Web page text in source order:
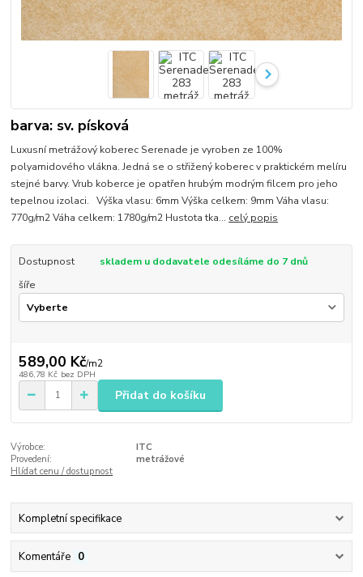
barva: sv. písková
Luxusní metrážový koberec Serenade je vyroben ze 100%
polyamidového vlákna. Jedná se o střižený koberec v praktickém melíru
stejné barvy. Vrub koberce je opatřen hrubým modrým filcem pro jeho
tepelnou izolaci. Výška vlasu: 6mm Výška celkem: 9mm Váha vlasu:
770g/m2 Váha celkem: 1780g/m2 Hustota tka... celý popis
Dostupnost
skladem u dodavatele odesíláme do 7 dnů
šíře
589,00 Kč/m2
486,78 Kč bez DPH
Přidat do košíku
Výrobce:
ITC
Provedení:
metrážové
Hlídat cenu / dostupnost
Kompletní specifikace
Komentáře 0